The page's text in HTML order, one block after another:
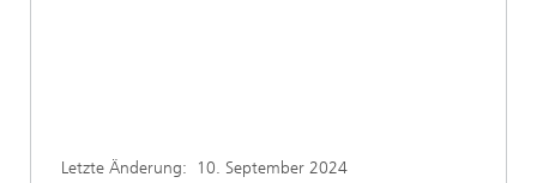
Letzte Änderung: 10. September 2024